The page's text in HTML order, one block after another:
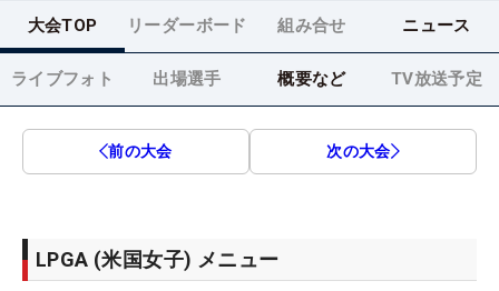
大会TOP リーダーボード 組み合せ ニュース
ライブフォト 出場選手 概要など TV放送予定
前の大会 次の大会
LPGA (米国女子) メニュー